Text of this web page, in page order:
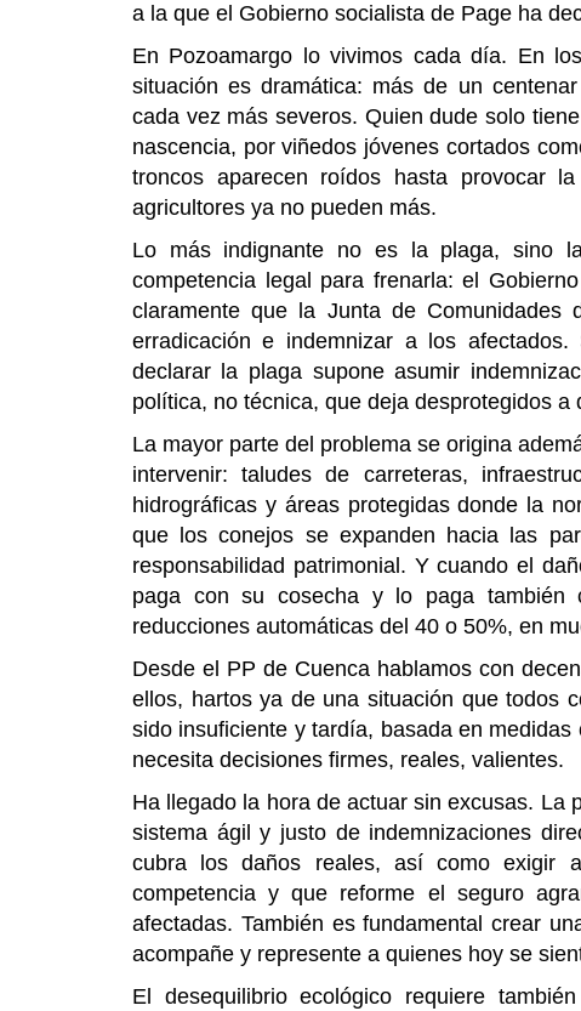
a la que el Gobierno socialista de Page ha
En Pozoamargo lo vivimos cada día. En
situación es dramática: más de un
cada vez más severos. Quien dude solo
nascencia, por viñedos jóvenes cortados
troncos aparecen roídos hasta provocar
agricultores ya no pueden más.
Lo más indignante no es la plaga, sino
competencia legal para frenarla: el
claramente que la Junta de Comunidades
erradicación e indemnizar a los
declarar la plaga supone asumir
política, no técnica, que deja desprotegidos a
La mayor parte del problema se origina
intervenir: taludes de carreteras,
hidrográficas y áreas protegidas donde la
que los conejos se expanden hacia las
responsabilidad patrimonial. Y cuando el
paga con su cosecha y lo paga también
reducciones automáticas del 40 o 50%, en
Desde el PP de Cuenca hablamos con
ellos, hartos ya de una situación que todos
sido insuficiente y tardía, basada en
necesita decisiones firmes, reales, valientes.
Ha llegado la hora de actuar sin excusas. La
sistema ágil y justo de indemnizaciones
cubra los daños reales, así como exigir
competencia y que reforme el seguro
afectadas. También es fundamental crear
acompañe y represente a quienes hoy se
El desequilibrio ecológico requiere